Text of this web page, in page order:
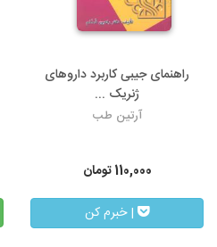
راهنمای جیبی کاربرد داروهای
ژنریک ...
آرتین طب
110,000تومان
| خبرم کن